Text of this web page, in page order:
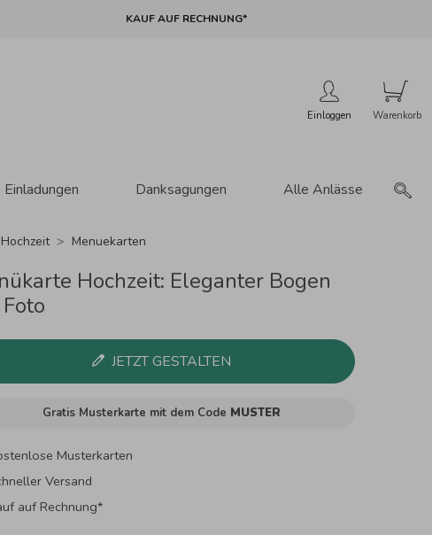
KAUF AUF RECHNUNG*
Einloggen
Einladungen Danksagungen Alle Anlässe
Hochzeit Menuekarten
Hochzeit: Eleganter Bogen
JETZT GESTALTEN
Gratis Musterkarte mit dem Code MUSTER
Musterkarten
Versand
auf Rechnung*